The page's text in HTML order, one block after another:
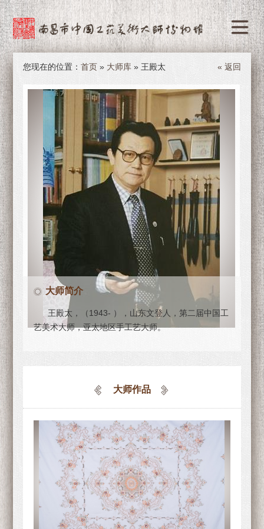
您现在的位置： 首页» 大师库» 王殿太 « 返回
大师简介
王殿太，（1943- ），山东文登人，第二届中国工
艺美术大师，亚太地区手工艺大师。
大师作品